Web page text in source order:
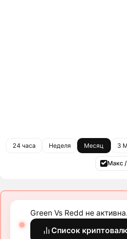
24 часа Неделя Месяц 3
Макс
Green Vs Redd не активна.
Список